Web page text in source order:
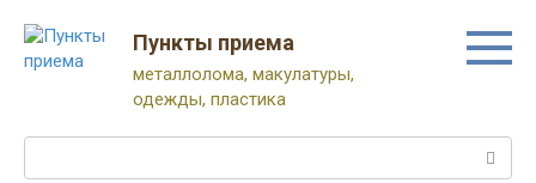
контенту
Пункты приема
металлолома, макулатуры,
одежды, пластика
Поиск: